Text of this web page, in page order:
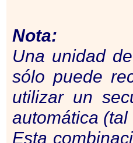
Nota:
Una unidad
sólo puede
utilizar un
automática
Esta